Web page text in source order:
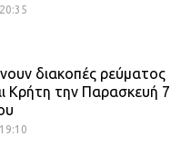
διακοπές ρεύματος
Κρήτη την Παρασκευή 7